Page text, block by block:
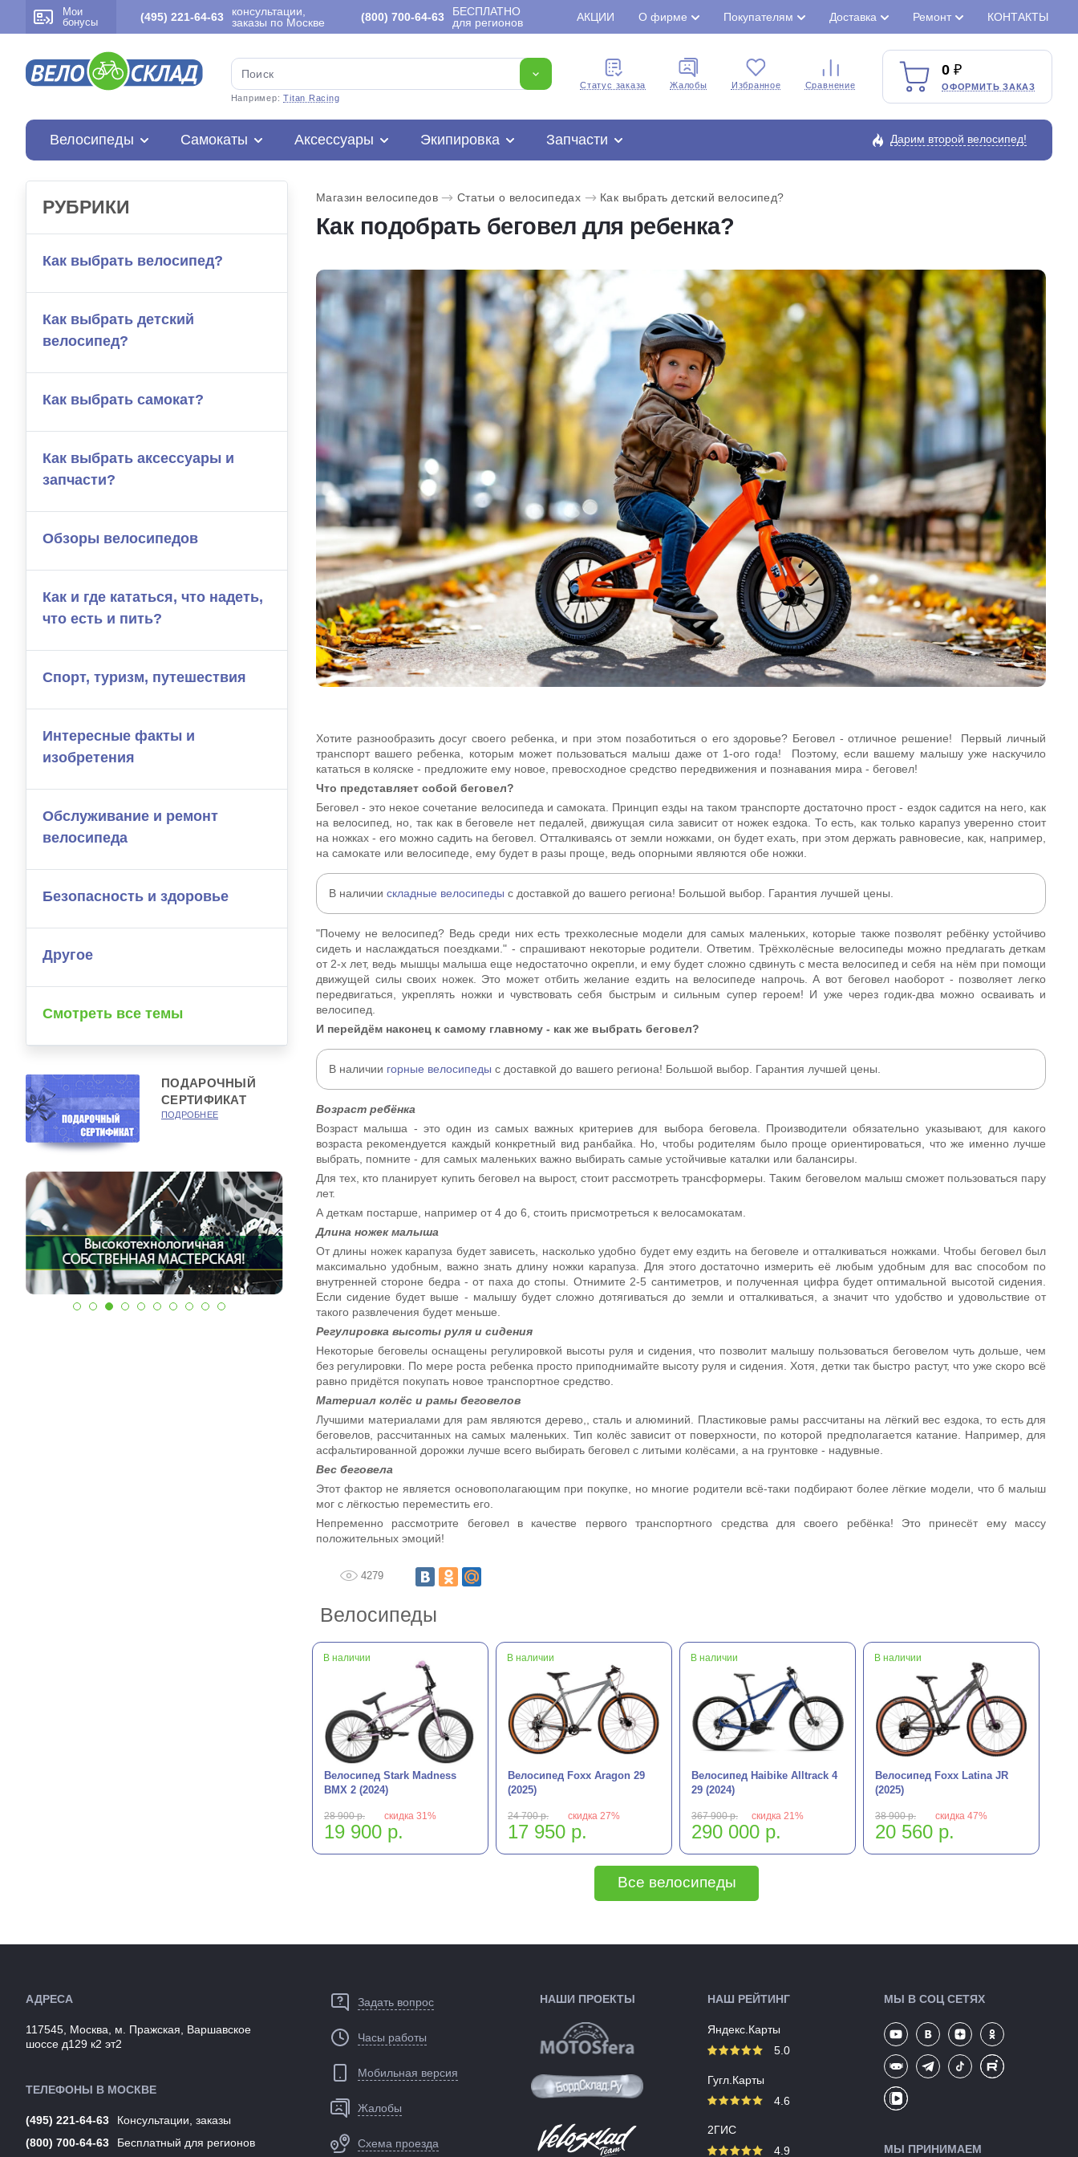
Мои
бонусы
(495) 221-64-63
консультации,
заказы по Москве
(800) 700-64-63
БЕСПЛАТНО
для регионов
АКЦИИ О фирме Покупателям Доставка Ремонт КОНТАКТЫ
Например:Titan Racing
Cтатус заказа Жалобы Избранное Сравнение
0
ОФОРМИТЬ ЗАКАЗ
Велосипеды Самокаты Аксессуары Экипировка Запчасти Дарим второй велосипед!
РУБРИКИ
Как выбрать велосипед?
Как выбрать детский
велосипед?
Как выбрать самокат?
Как выбрать аксессуары и
запчасти?
Обзоры велосипедов
Как и где кататься, что надеть,
что есть и пить?
Спорт, туризм, путешествия
Интересные факты и
изобретения
Обслуживание и ремонт
велосипеда
Безопасность и здоровье
Другое
Смотреть все темы
ПОДАРОЧНЫЙ
СЕРТИФИКАТ
ПОДРОБНЕЕ
Магазин велосипедов Статьи о велосипедах Как выбрать детский велосипед?
Как подобрать беговел для ребенка?
Хотите разнообразить досуг своего ребенка, и при этом позаботиться о его здоровье? Беговел - отличное решение! Первый личный
транспорт вашего ребенка, которым может пользоваться малыш даже от 1-ого года! Поэтому, если вашему малышу уже наскучило
кататься в коляске - предложите ему новое, превосходное средство передвижения и познавания мира - беговел!
Что представляет собой беговел?
Беговел - это некое сочетание велосипеда и самоката. Принцип езды на таком транспорте достаточно прост - ездок садится на него, как
на велосипед, но, так как в беговеле нет педалей, движущая сила зависит от ножек ездока. То есть, как только карапуз уверенно стоит
на ножках - его можно садить на беговел. Отталкиваясь от земли ножками, он будет ехать, при этом держать равновесие, как, например,
на самокате или велосипеде, ему будет в разы проще, ведь опорными являются обе ножки.
В наличии складные велосипеды с доставкой до вашего региона! Большой выбор. Гарантия лучшей цены.
"Почему не велосипед? Ведь среди них есть трехколесные модели для самых маленьких, которые также позволят ребёнку устойчиво
сидеть и наслаждаться поездками." - спрашивают некоторые родители. Ответим. Трёхколёсные велосипеды можно предлагать деткам
от 2-х лет, ведь мышцы малыша еще недостаточно окрепли, и ему будет сложно сдвинуть с места велосипед и себя на нём при помощи
движущей силы своих ножек. Это может отбить желание ездить на велосипеде напрочь. А вот беговел наоборот - позволяет легко
передвигаться, укреплять ножки и чувствовать себя быстрым и сильным супер героем! И уже через годик-два можно осваивать и
велосипед.
И перейдём наконец к самому главному - как же выбрать беговел?
В наличии горные велосипеды с доставкой до вашего региона! Большой выбор. Гарантия лучшей цены.
Возраст ребёнка
Возраст малыша - это один из самых важных критериев для выбора беговела. Производители обязательно указывают, для какого
возраста рекомендуется каждый конкретный вид ранбайка. Но, чтобы родителям было проще ориентироваться, что же именно лучше
выбрать, помните - для самых маленьких важно выбирать самые устойчивые каталки или балансиры.
Для тех, кто планирует купить беговел на вырост, стоит рассмотреть трансформеры. Таким беговелом малыш сможет пользоваться пару
лет.
А деткам постарше, например от 4 до 6, стоить присмотреться к велосамокатам.
Длина ножек малыша
От длины ножек карапуза будет зависеть, насколько удобно будет ему ездить на беговеле и отталкиваться ножками. Чтобы беговел был
максимально удобным, важно знать длину ножки карапуза. Для этого достаточно измерить её любым удобным для вас способом по
внутренней стороне бедра - от паха до стопы. Отнимите 2-5 сантиметров, и полученная цифра будет оптимальной высотой сидения.
Если сидение будет выше - малышу будет сложно дотягиваться до земли и отталкиваться, а значит что удобство и удовольствие от
такого развлечения будет меньше.
Регулировка высоты руля и сидения
Некоторые беговелы оснащены регулировкой высоты руля и сидения, что позволит малышу пользоваться беговелом чуть дольше, чем
без регулировки. По мере роста ребенка просто приподнимайте высоту руля и сидения. Хотя, детки так быстро растут, что уже скоро всё
равно придётся покупать новое транспортное средство.
Материал колёс и рамы беговелов
Лучшими материалами для рам являются дерево,, сталь и алюминий. Пластиковые рамы рассчитаны на лёгкий вес ездока, то есть для
беговелов, рассчитанных на самых маленьких. Тип колёс зависит от поверхности, по которой предполагается катание. Например, для
асфальтированной дорожки лучше всего выбирать беговел с литыми колёсами, а на грунтовке - надувные.
Вес беговела
Этот фактор не является основополагающим при покупке, но многие родители всё-таки подбирают более лёгкие модели, что б малыш
мог с лёгкостью переместить его.
Непременно рассмотрите беговел в качестве первого транспортного средства для своего ребёнка! Это принесёт ему массу
положительных эмоций!
4279
Велосипеды
В наличии
Велосипед Stark Madness
BMX 2 (2024)
28 900 р. скидка 31%
19 900 р.
В наличии
Велосипед Foxx Aragon 29
(2025)
24 700 р. скидка 27%
17 950 р.
В наличии
Велосипед Haibike Alltrack 4
29 (2024)
367 900 р. скидка 21%
290 000 р.
В наличии
Велосипед Foxx Latina JR
(2025)
38 900 р. скидка 47%
20 560 р.
Все велосипеды
АДРЕСА
117545, Москва, м. Пражская, Варшавское
шоссе д129 к2 эт2
ТЕЛЕФОНЫ В МОСКВЕ
(495) 221-64-63
Консультации, заказы
(800) 700-64-63
Бесплатный для регионов
Задать вопрос
Часы работы
Мобильная версия
Жалобы
Схема проезда
НАШИ ПРОЕКТЫ НАШ РЕЙТИНГ
Яндекс.Карты
5.0
Гугл.Карты
4.6
2ГИС
4.9
МЫ В СОЦ СЕТЯХ
МЫ ПРИНИМАЕМ